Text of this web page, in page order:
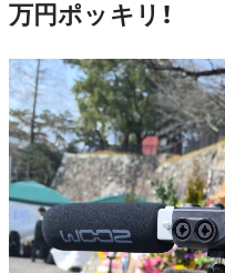
万円ポッキリ！